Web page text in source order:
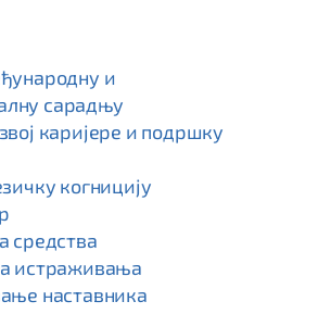
и
сарадњу
каријере и подршку
когницију
средства
истраживања
наставника